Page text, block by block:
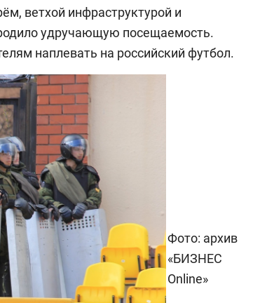
ветхой инфраструктурой и
удручающую посещаемость.
наплевать на российский футбол.
Фото: архив
«БИЗНЕС
Online»